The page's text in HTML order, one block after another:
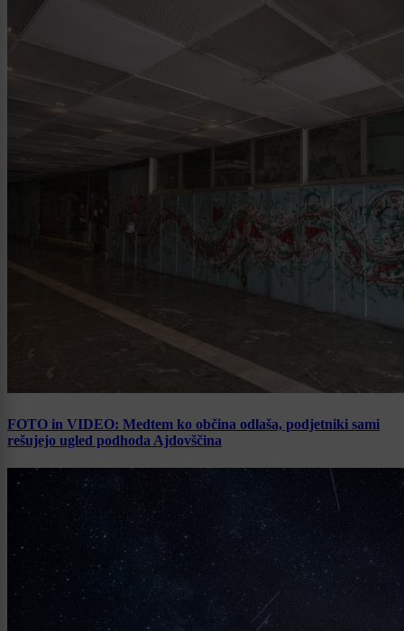
FOTO in VIDEO: Medtem ko občina odlaša, podjetniki sami
rešujejo ugled podhoda Ajdovščina